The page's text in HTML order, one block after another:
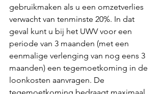
gebruikmaken als u een omzetverlies
verwacht van tenminste 20%. In dat
geval kunt u bij het UWV voor een
periode van 3 maanden (met een
eenmalige verlenging van nog eens 3
maanden) een tegemoetkoming in de
loonkosten aanvragen. De